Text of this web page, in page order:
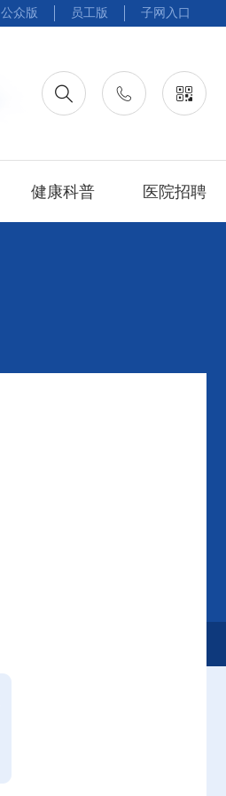
公众版 员工版 子网入口
健康科普 医院招聘